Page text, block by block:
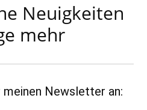
Neuigkeiten
mehr
Newsletter an: